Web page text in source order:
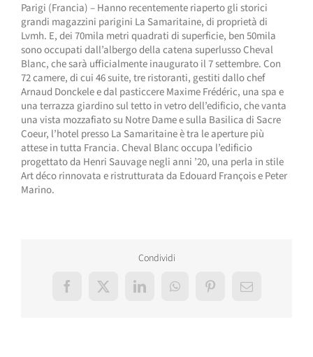
Parigi (Francia) – Hanno recentemente riaperto gli storici
grandi magazzini parigini La Samaritaine, di proprietà di
Lvmh. E, dei 70mila metri quadrati di superficie, ben 50mila
sono occupati dall’albergo della catena superlusso Cheval
Blanc, che sarà ufficialmente inaugurato il 7 settembre. Con
72 camere, di cui 46 suite, tre ristoranti, gestiti dallo chef
Arnaud Donckele e dal pasticcere Maxime Frédéric, una spa e
una terrazza giardino sul tetto in vetro dell’edificio, che vanta
una vista mozzafiato su Notre Dame e sulla Basilica di Sacre
Coeur, l’hotel presso La Samaritaine è tra le aperture più
attese in tutta Francia. Cheval Blanc occupa l’edificio
progettato da Henri Sauvage negli anni ’20, una perla in stile
Art déco rinnovata e ristrutturata da Edouard François e Peter
Marino.
Condividi
Facebook
X LinkedInWhatsAppPinterestEmail